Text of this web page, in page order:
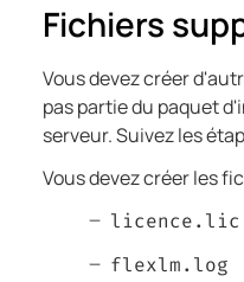
Fichiers
Vous devez créer
pas partie du paquet
serveur. Suivez les
Vous devez créer les
licence.lic
flexlm.log